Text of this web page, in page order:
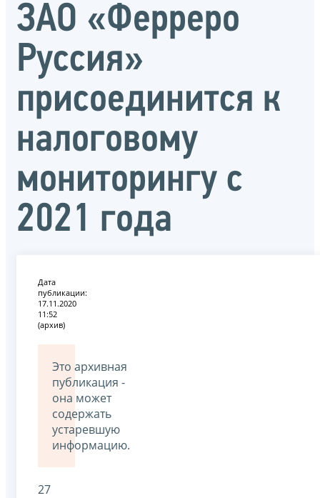
ЗАО «Ферреро
Руссия»
присоединится к
налоговому
мониторингу с
2021 года
Дата
публикации:
17.11.2020
11:52
(архив)
Это архивная
публикация -
она может
содержать
устаревшую
информацию.
27